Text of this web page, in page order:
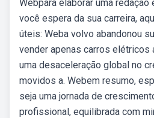
Webpara elaborar uma
você espera da sua carreira,
úteis: Weba volvo abandonou
vender apenas carros elétricos
uma desaceleração global no
movidos a. Webem resumo,
seja uma jornada de
profissional, equilibrada com